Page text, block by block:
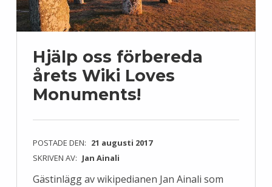
Hjälp oss förbereda
årets Wiki Loves
Monuments!
POSTADE DEN: 21 augusti 2017
SKRIVEN AV: Jan Ainali
Gästinlägg av wikipedianen Jan Ainali som